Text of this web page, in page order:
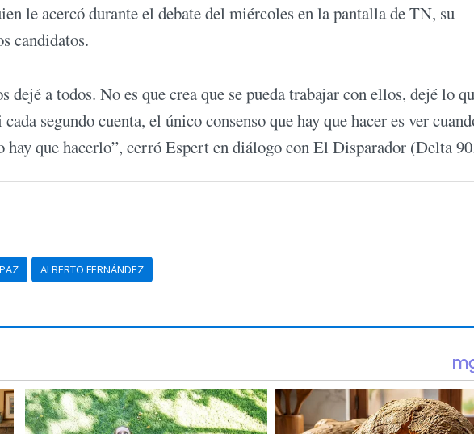
le acercó durante el debate del miércoles en la pantalla de TN, su
candidatos.
dejé a todos. No es que crea que se pueda trabajar con ellos, dejé lo
segundo cuenta, el único consenso que hay que hacer es ver
hay que hacerlo”, cerró Espert en diálogo con El Disparador (Delta
ALBERTO FERNÁNDEZ